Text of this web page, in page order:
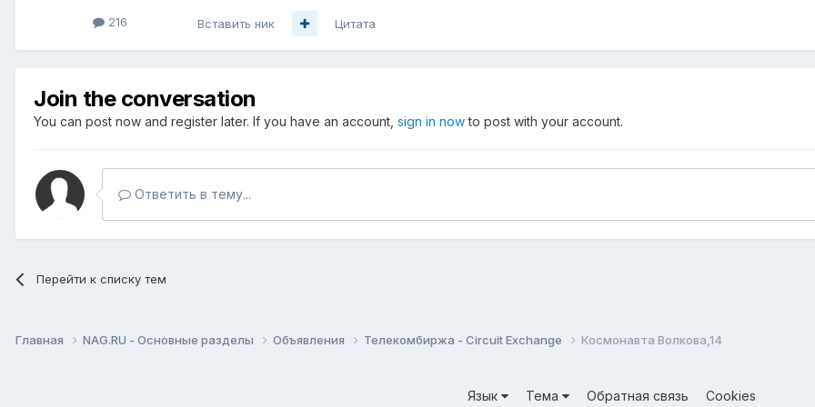
216 Вставить ник Цитата
Join the conversation
You can post now and register later. If you have an account, sign in nowto post with your account.
Ответить в тему...
Перейти к списку тем
Главная NAG.RU - Основные разделы Объявления Телекомбиржа - Circuit Exchange Космонавта Волкова,14
Язык Тема Обратная связь Cookies